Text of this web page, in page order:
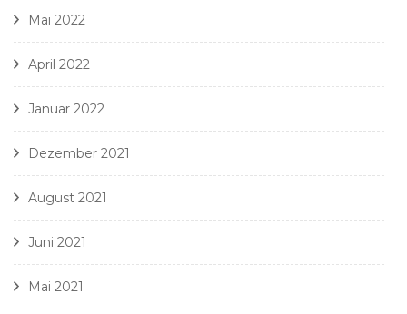
Mai 2022
April 2022
Januar 2022
Dezember 2021
August 2021
Juni 2021
Mai 2021